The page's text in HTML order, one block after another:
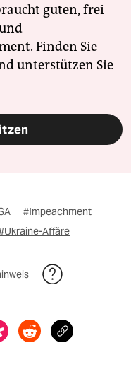
guten, frei
Finden Sie
unterstützen Sie
#Impeachment
Affäre